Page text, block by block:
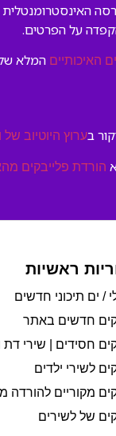
על הפרטים.
האיכותיים המלא
בערוץ היוטיוב של
הורדת פלייבקים
ראשיות
/ ים תיכוני חדשים
חדשים באתר
חסידים | שירי דת
לשירי ילדים
מקוריים להורדה
של לשירים